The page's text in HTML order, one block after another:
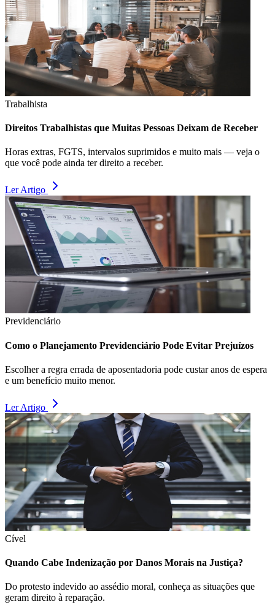
Trabalhista
Direitos Trabalhistas que Muitas Pessoas Deixam de Receber
Horas extras, FGTS, intervalos suprimidos e muito mais — veja o
que você pode ainda ter direito a receber.
Ler Artigo
Previdenciário
Como o Planejamento Previdenciário Pode Evitar Prejuízos
Escolher a regra errada de aposentadoria pode custar anos de espera
e um benefício muito menor.
Ler Artigo
Cível
Quando Cabe Indenização por Danos Morais na Justiça?
Do protesto indevido ao assédio moral, conheça as situações que
geram direito à reparação.